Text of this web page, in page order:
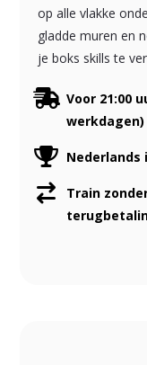
op alle vlakke
gladde muren en
je boks skills te
Voor 21:00
werkdagen)
Train